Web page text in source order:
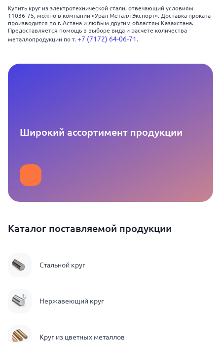
Купить круг из электротехнической стали, отвечающий условиям
11036-75, можно в компании «Урал Металл Экспорт». Доставка проката
производится по г. Астана и любым другим областям Казахстана.
Предоставляется помощь в выборе вида и расчете количества
металлопродукции по т. +7 (7172) 64-06-71.
Широкий ассортимент продукции
Каталог поставляемой продукции
Стальной круг
Нержавеющий круг
Круг из цветных металлов